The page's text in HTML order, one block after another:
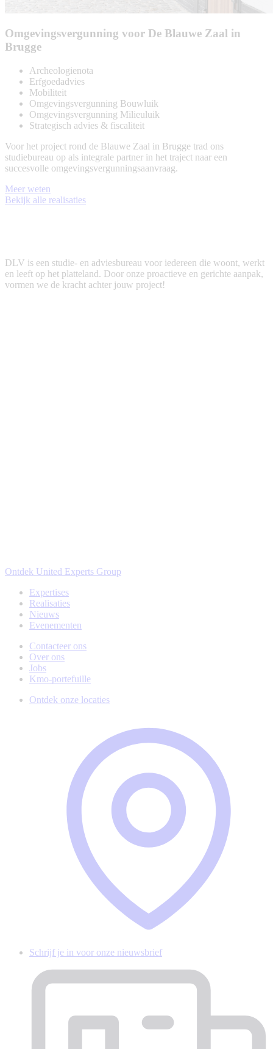
Omgevingsvergunning voor De Blauwe Zaal in
Brugge
Archeologienota
Erfgoedadvies
Mobiliteit
Omgevingsvergunning Bouwluik
Omgevingsvergunning Milieuluik
Strategisch advies & fiscaliteit
Voor het project rond de Blauwe Zaal in Brugge trad ons
studiebureau op als integrale partner in het traject naar een
succesvolle omgevingsvergunningsaanvraag.
Meer weten
Bekijk alle realisaties
DLV is een studie- en adviesbureau voor iedereen die woont, werkt
en leeft op het platteland. Door onze proactieve en gerichte aanpak,
vormen we de kracht achter jouw project!
Ontdek United Experts Group
Expertises
Realisaties
Nieuws
Evenementen
Contacteer ons
Over ons
Jobs
Kmo-portefuille
Ontdek onze locaties
Schrijf je in voor onze nieuwsbrief